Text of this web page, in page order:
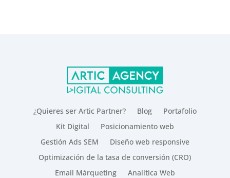
¿Quieres ser Artic Partner? Blog
Portafolio
Kit Digital
Posicionamiento web
Gestión Ads SEM
Diseño web responsive
Optimización de la tasa de conversión (CRO)
Email Márqueting
Analítica Web